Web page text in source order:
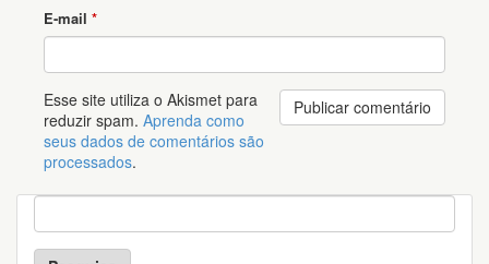
E-mail *
Esse site utiliza o Akismet para
reduzir spam. Aprenda como
seus dados de comentários são
processados.
P
e
s